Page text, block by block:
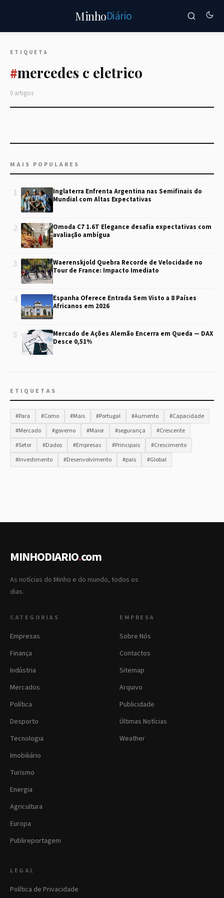
MinhoDiário
ETIQUETA
#mercedes c eletrico
0 artigos
MAIS POPULARES
1
Inglaterra Enfrenta Argentina nas Semifinais do
Mundial com Altas Expectativas
2
Omoda C7 1.6T Elegance desafia expectativas com
avaliação ambígua
3
Waerenskjold Quebra Recorde de Velocidade no
Tour de France: Impacto Imediato
4
Espanha Oferece Entrada Sem Visto a 8 Países
Africanos em 2026
5
Mercado de Ações Alemão Encerra em Queda — DAX
Desce 0,51%
ETIQUETAS
#Para #Como #Mais #Portugal #Aumento
#Capacidade
#Mercado
#governo #Maior #segurança
#Crescente
#Setor
#Dados #Empresas #Principais
#Crescimento
#Investimento
#Desenvolvimento #pais #Global
MINHODIARIO.com
As notícias do Minho e do mundo, todos os
dias.
CATEGORIAS
Empresas
Finança
Indústria
Mercados
Política
Desporto
Tecnologia
Imobiliário
Turismo
Energia
Agricultura
Europa
Publireportagem
EMPRESA
Sobre Nós
Contactos
Sitemap
Arquivo
Publicidade
Últimas Notícias
Weather
LEGAL
Política de Privacidade